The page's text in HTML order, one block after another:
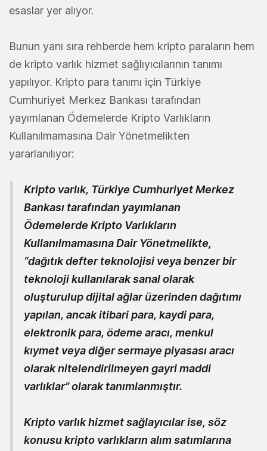
esaslar yer alıyor.
Bunun yanı sıra rehberde hem kripto paraların hem
de kripto varlık hizmet sağlıyıcılarının tanımı
yapılıyor. Kripto para tanımı için Türkiye
Cumhuriyet Merkez Bankası tarafından
yayımlanan Ödemelerde Kripto Varlıkların
Kullanılmamasına Dair Yönetmelikten
yararlanılıyor:
Kripto varlık, Türkiye Cumhuriyet Merkez
Bankası tarafından yayımlanan
Ödemelerde Kripto Varlıkların
Kullanılmamasına Dair Yönetmelikte,
“dağıtık defter teknolojisi veya benzer bir
teknoloji kullanılarak sanal olarak
oluşturulup dijital ağlar üzerinden dağıtımı
yapılan, ancak itibari para, kaydi para,
elektronik para, ödeme aracı, menkul
kıymet veya diğer sermaye piyasası aracı
olarak nitelendirilmeyen gayri maddi
varlıklar” olarak tanımlanmıştır.
Kripto varlık hizmet sağlayıcılar ise, söz
konusu kripto varlıkların alım satımlarına